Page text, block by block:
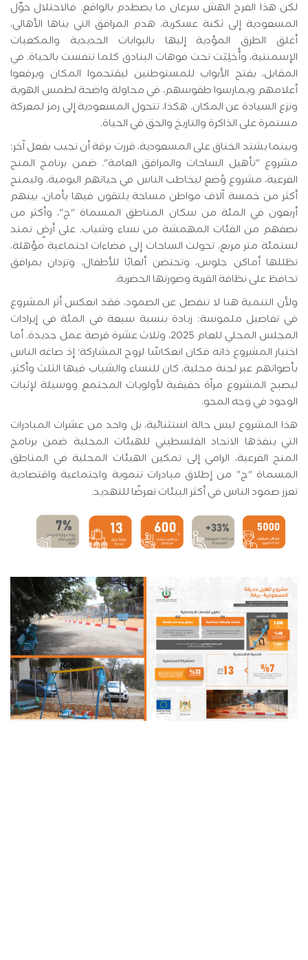
لكن هذا الفرح الهش سرعان ما يصطدم بالواقع. فالاحتلال حوّل
المسعودية إلى ثكنة عسكرية، هدم المرافق التي بناها الأهالي،
أغلق الطرق المؤدية إليها بالبوابات الحديدية والمكعبات
الإسمنتية، وأُخلِيَت تحت فوهات البنادق كلما تنفست بالحياة. في
المقابل، يفتح الأبواب للمستوطنين ليقتحموا المكان ويرفعوا
أعلامهم ويمارسوا طقوسهم، في محاولة واضحة لطمس الهوية
ونزع السيادة عن المكان. هكذا، تتحول المسعودية إلى رمز لمعركة
مستمرة على الذاكرة والتاريخ والحق في الحياة.
وبينما يشتد الخناق على المسعودية، قررت برقة أن تجيب بفعل آخر:
مشروع "تأهيل الساحات والمرافق العامة". ضمن برنامج المنح
الفرعية، مشروع وُضع ليخاطب الناس في حياتهم اليومية، وليمنح
أكثر من خمسة آلاف مواطن مساحة يلتقون فيها بأمان، بينهم
أربعون في المئة من سكان المناطق المسماة "ج"، وأكثر من
نصفهم من الفئات المهمشة من نساء وشباب. على أرضٍ تمتد
لستمئة متر مربع، تحولت الساحات إلى فضاءات اجتماعية مؤهلة،
تظللها أماكن جلوس، وتحتضن ألعابًا للأطفال، وتزدان بمرافق
تحافظ على نظافة القرية وصورتها الحضرية.
ولأن التنمية هنا لا تنفصل عن الصمود، فقد انعكس أثر المشروع
في تفاصيل ملموسة: زيادة بنسبة سبعة في المئة في إيرادات
المجلس المحلي للعام 2025، وثلاث عشرة فرصة عمل جديدة. أما
اختيار المشروع ذاته فكان انعكاسًا لروح المشاركة؛ إذ صاغه الناس
بأصواتهم عبر لجنة محلية، كان للنساء والشباب فيها الثلث وأكثر،
ليصبح المشروع مرآة حقيقية لأولويات المجتمع ووسيلة لإثبات
الوجود في وجه المحو.
هذا المشروع ليس حالة استثنائية، بل واحد من عشرات المبادرات
التي ينفذها الاتحاد الفلسطيني للهيئات المحلية ضمن برنامج
المنح الفرعية، الرامي إلى تمكين الهيئات المحلية في المناطق
المسماة "ج" من إطلاق مبادرات تنموية واجتماعية واقتصادية
تعزز صمود الناس في أكثر البيئات تعرضًا للتهديد.